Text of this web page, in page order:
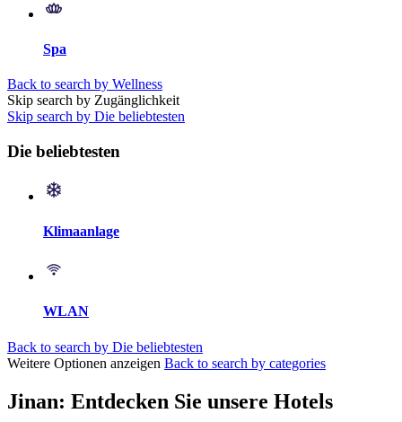
Spa
Back to search by Wellness
Skip search by Zugänglichkeit
Skip search by Die beliebtesten
Die beliebtesten
Klimaanlage
WLAN
Back to search by Die beliebtesten
Weitere Optionen anzeigen Back to search by categories
Jinan: Entdecken Sie unsere Hotels